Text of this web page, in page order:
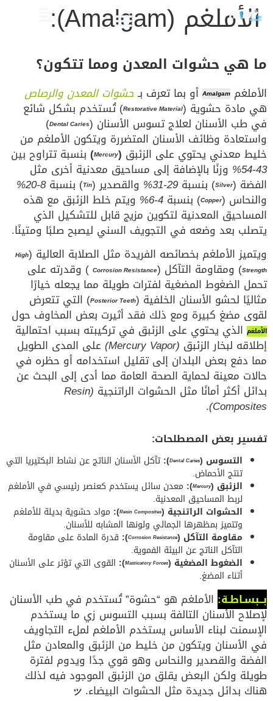
الأملغم (Amalgam):
ما هي حشوات المعدن ومما تتكون؟
الأملغم Amalgam أو بما تعرف بـحشوات المعدن والرصاص
هي مادة حشوية (Restorative Material) تُستخدم بشكل شائع
في طب الأسنان لعلاج تسوس الأسنان (Dental Caries
)
واستعادة وظائف الأسنان المتضررة ويتكون الأملغم من
خليط معدني يحتوي على الزئبق (
Mercury
) بنسبة تتراوح بين
43-54% وزنًا بالإضافة إلى مساحيق معدنية أخرى مثل
الفضة (Silver) بنسبة 29-31% والقصدير (Tin) بنسبة8-20%
والنحاس (Copper) بنسبة 4-6% ويتم خلط الزئبق مع هذه
المساحيق المعدنية لتكوين مزيج قابل للتشكيل الذي
يتصلب بعد وضعه في التجويف السني ليصبح صلبًا ومتينًا.
ويتميز الأملغم بخصائصه الفريدة مثل الصلابة العالية (High
Strength) ومقاومة التآكل (Corrosion Resistance ) وقدرته على
تحمل الضغوط المضغية لفترات طويلة مما يجعله خيارًا
مثاليًا لحشو الأسنان الخلفية (Posterior Teeth) التي تتعرض
لقوى مضغ كبيرة ومع ذلك فقد أثيرت بعض المخاوف حول
الأملغم الذي يحتوي على الزئبق في تركيبته بسبب احتمالية
إطلاقه لبخار الزئبق (Mercury Vapor) على المدى الطويل
مما دفع بعض البلدان إلى تقليل استخدامه أو حظره في
حالات معينة لحماية الصحة العامة مما أدى إلى البحث عن
بدائل أكثر أمانًا مثل الحشوات الراتنجية (Resin
Composites)
.
تفسير بعض المصطلحات:
التسوس (Dental Caries
): تآكل الأسنان الناتج عن نشاط البكتيريا التي
تنتج الأحماض.
الزئبق (Mercury
): معدن سائل يستخدم كعنصر رئيسي في الأملغم
لربط المساحيق المعدنية.
الحشوات الراتنجية (Resin Composites
): مواد حشوية بديلة للأملغم
وتتميز بمظهرها الجمالي ولونها المشابه للأسنان.
مقاومة التآكل (Corrosion Resistance
): قدرة المادة على مقاومة
التآكل الناتج عن البيئة الفموية.
الضغوط المضغية (Masticatory Forces
): القوى التي تؤثر على الأسنان
أثناء المضغ.
بــبسـاطـة: الأملغم هو “حشوة” تُستخدم في طب الأسنان
لإصلاح الأسنان التالفة بسبب التسوس زي ما يستخدم
الإسمنت لبناء الأساس يستخدم الأملغم لملء التجاويف
في الأسنان ويتكون من خليط من الزئبق والمعادن مثل
الفضة والقصدير والنحاس وهو قوي جدًا ويدوم لفترة
طويلة ولكن البعض يقلق من الزئبق الموجود فيه لذلك
هناك بدائل جديدة مثل الحشوات البيضاء. ッ